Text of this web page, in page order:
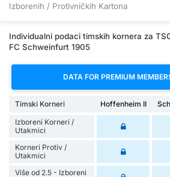
Izborenih / Protivničkih Kartona
Individualni podaci timskih kornera za
FC Schweinfurt 1905
DATA FOR PREMIUM
Timski Korneri Hoffenheim II
Izboreni Korneri /
Utakmici
Korneri Protiv /
Utakmici
Više od 2.5 - Izboreni